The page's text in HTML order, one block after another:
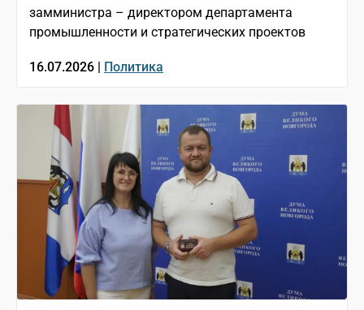
замминистра – директором департамента
промышленности и стратегических проектов
16.07.2026 | Политика